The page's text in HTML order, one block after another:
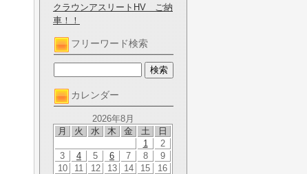
クラウンアスリートHV ご納
車！！
フリーワード検索
カレンダー
2026年8月
月
火 水 木 金 土 日
1
2
3
4 5 6 7 8
9
10
11 12 13 14 15
16